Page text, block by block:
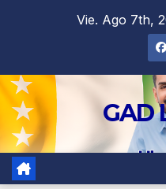
Vie. Ago 7th,
GAD